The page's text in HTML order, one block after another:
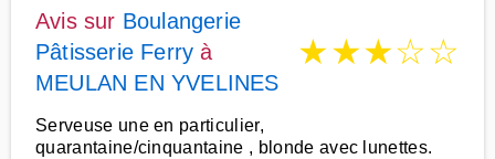
Avis sur Boulangerie
Pâtisserie Ferry à
MEULAN EN YVELINES
★★★☆☆
Serveuse une en particulier,
quarantaine/cinquantaine , blonde avec lunettes.